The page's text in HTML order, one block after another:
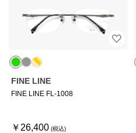
FINE LINE
FINE LINE FL-1008
￥26,400